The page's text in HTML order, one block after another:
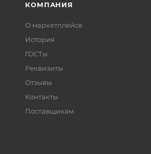
КОМПАНИЯ
О маркетплейсе
История
ГОСТы
Реквизиты
Отзывы
Контакты
Поставщикам